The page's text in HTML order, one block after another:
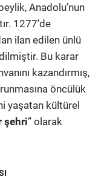
Anadolu’nun
1277’de
ilan edilen ünlü
Bu karar
kazandırmış,
öncülük
yaşatan kültürel
şehri” olarak